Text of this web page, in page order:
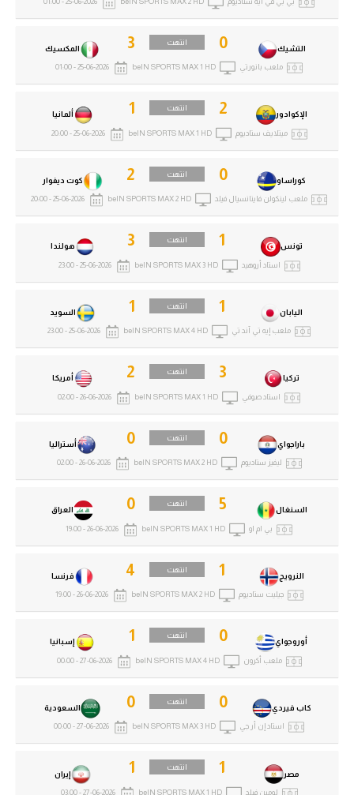
مصر 1 انتهت
إيران 1
لومين فيلد beIN SPORTS MAX 1 HD
27-06-2026 - 03:00
كاب فيردي 0 انتهت
السعودية 0
استاد إن أر جي beIN SPORTS MAX 3 HD
27-06-2026 - 00:00
أوروجواي 0 انتهت
إسبانيا 1
ملعب أكرون beIN SPORTS MAX 4 HD
27-06-2026 - 00:00
النرويج 1 انتهت
فرنسا 4
جيليت ستاديوم beIN SPORTS MAX 2 HD
26-06-2026 - 19:00
السنغال 5 انتهت
العراق 0
بي ام او beIN SPORTS MAX 1 HD
26-06-2026 - 19:00
باراجواي 0 انتهت
أستراليا 0
ليفيز ستاديوم beIN SPORTS MAX 2 HD
26-06-2026 - 02:00
تركيا 3 انتهت
أمريكا 2
استاد صوفي beIN SPORTS MAX 1 HD
26-06-2026 - 02:00
اليابان 1 انتهت
السويد 1
ملعب إيه تي آند تي beIN SPORTS MAX 4 HD
25-06-2026 - 23:00
تونس 1 انتهت
هولندا 3
استاد أروهيد beIN SPORTS MAX 3 HD
25-06-2026 - 23:00
كوراساو 0 انتهت
كوت ديفوار 2
ملعب لينكولن فاينانسيال فيلد beIN SPORTS MAX 2 HD
25-06-2026 - 20:00
الإكوادور 2 انتهت
ألمانيا 1
ميتلايف ستاديوم beIN SPORTS MAX 1 HD
25-06-2026 - 20:00
التشيك 0 انتهت
المكسيك 3
ملعب بانورتي beIN SPORTS MAX 1 HD
25-06-2026 - 01:00